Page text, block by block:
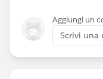
Aggiungi un
Scrivi una